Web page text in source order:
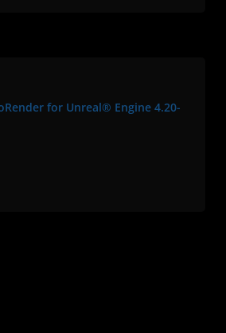
for Unreal® Engine 4.20-